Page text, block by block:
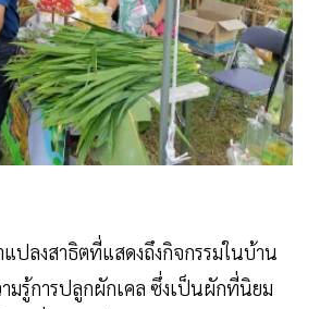
ปลงสาธิตที่แสดงถึงกิจกรรมในบ้าน
มรู้การปลูกผักเคล ซึ่งเป็นผักที่นิยม